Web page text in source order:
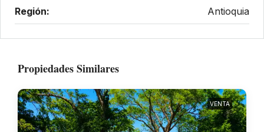
Región: Antioquia
Propiedades Similares
VENTA